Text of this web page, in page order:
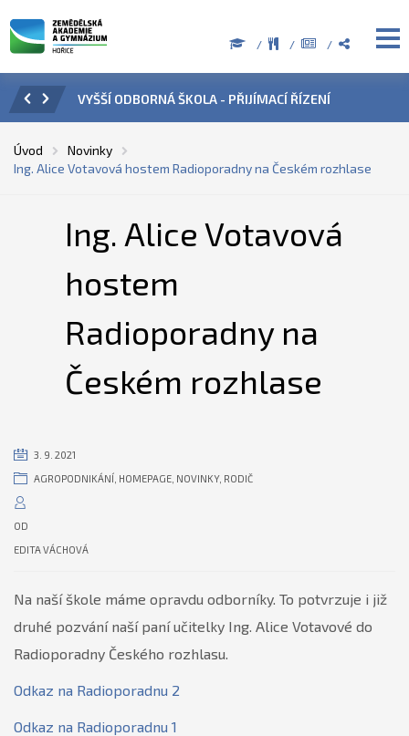
VYŠŠÍ ODBORNÁ ŠKOLA - PŘIJÍMACÍ ŘÍZENÍ ÚŘEDNÍ
Úvod
Novinky
Ing. Alice Votavová hostem Radioporadny na Českém rozhlase
Ing. Alice Votavová
hostem
Radioporadny na
Českém rozhlase
3. 9. 2021
AGROPODNIKÁNÍ HOMEPAGE NOVINKY, RODIČ
OD
EDITA VÁCHOVÁ
Na naší škole máme opravdu odborníky. To potvrzuje i již
druhé pozvání naší paní učitelky Ing. Alice Votavové do
Radioporadny Českého rozhlasu.
Odkaz na Radioporadnu 2
Odkaz na Radioporadnu 1